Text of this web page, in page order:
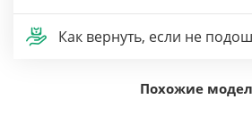
Как вернуть, если не
Похожие